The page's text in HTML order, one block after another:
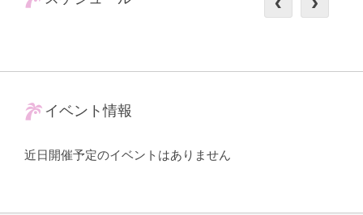
イベント情報
近日開催予定のイベントはありません